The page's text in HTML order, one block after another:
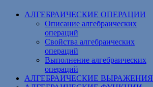
АЛГЕБРАИЧЕСКИЕ ОПЕРАЦИИ
Описание алгебраических
операций
Свойства алгебраических
операций
Выполнение алгебраических
операций
АЛГЕБРАИЧЕСКИЕ ВЫРАЖЕНИЯ